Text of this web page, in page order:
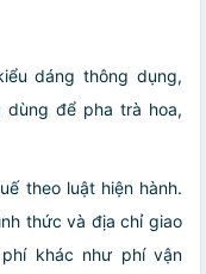
dáng thông dụng,
để pha trà hoa,
theo luật hiện hành.
thức và địa chỉ giao
khác như phí vận